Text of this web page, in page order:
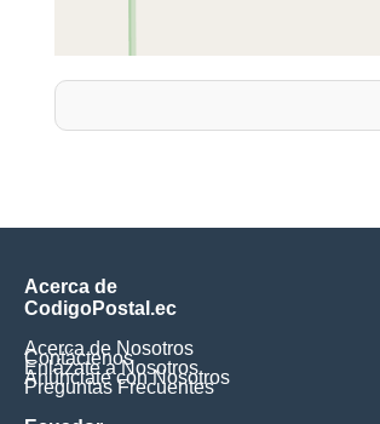
Acerca de
CodigoPostal.ec
Acerca de Nosotros
Contáctenos
Enlázate a Nosotros
Anúnciate con Nosotros
Preguntas Frecuentes